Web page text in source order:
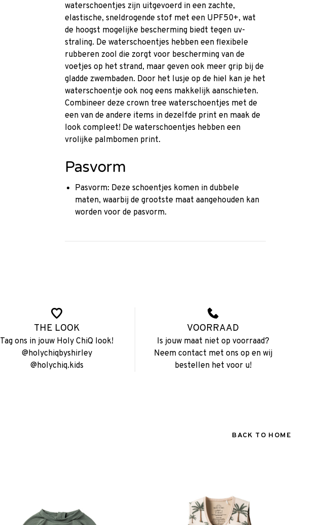
waterschoentjes zijn uitgevoerd in een zachte,
elastische, sneldrogende stof met een UPF50+, wat
de hoogst mogelijke bescherming biedt tegen uv-
straling. De waterschoentjes hebben een flexibele
rubberen zool die zorgt voor bescherming van de
voetjes op het strand, maar geven ook meer grip bij de
gladde zwembaden. Door het lusje op de hiel kan je het
waterschoentje ook nog eens makkelijk aanschieten.
Combineer deze crown tree waterschoentjes met de
een van de andere items in dezelfde print en maak de
look compleet! De waterschoentjes hebben een
vrolijke palmbomen print.
Pasvorm
Pasvorm: Deze schoentjes komen in dubbele
maten, waarbij de grootste maat aangehouden kan
worden voor de pasvorm.
THE LOOK
Tag ons in jouw Holy ChiQ look!
@holychiqbyshirley
@holychiq.kids
VOORRAAD
Is jouw maat niet op voorraad?
Neem contact met ons op en wij
bestellen het voor u!
BACK TO HOME